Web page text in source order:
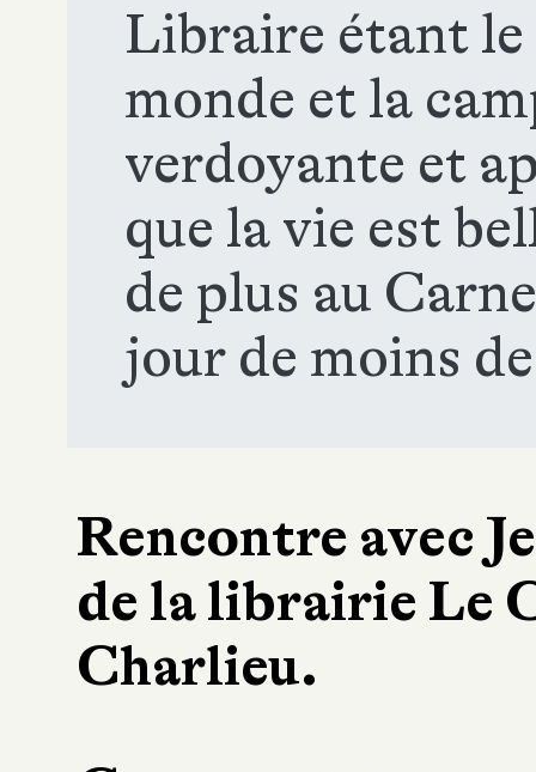
Libraire étant
monde et la
verdoyante et
que la vie est
de plus au
jour de moins
Rencontre avec
de la librairie Le
Charlieu.